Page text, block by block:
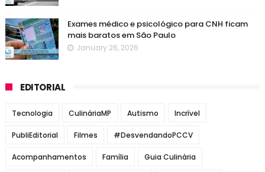
Exames médico e psicológico para CNH ficam
mais baratos em São Paulo
January 26, 2026
EDITORIAL
Tecnologia CulináriaMP Autismo Incrível
PubliEditorial Filmes #DesvendandoPCCV
Acompanhamentos Família Guia Culinária